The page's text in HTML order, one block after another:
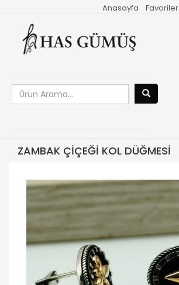
Favoriler
Anasayfa
ZAMBAK ÇİÇEĞİ KOL DÜĞMESİ